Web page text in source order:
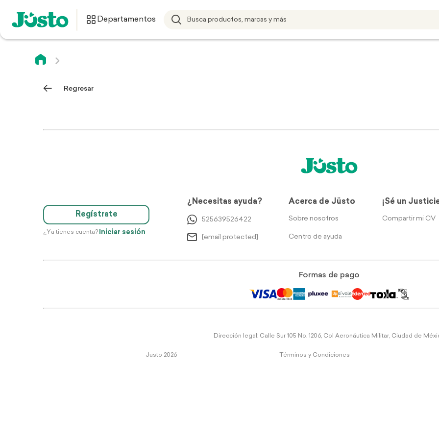
Departamentos
Regresar
Regístrate
¿Ya tienes cuenta? Iniciar sesión
¿Necesitas ayuda?
525639526422
[email protected]
Acerca de Jüsto
Sobre nosotros
Centro de ayuda
¡Sé un
Compartir mi CV
Formas de pago
Dirección legal: Calle Sur 105 No. 1206, Col Aeronáutica Militar, Ciudad de
Justo 2026 Términos y Condiciones